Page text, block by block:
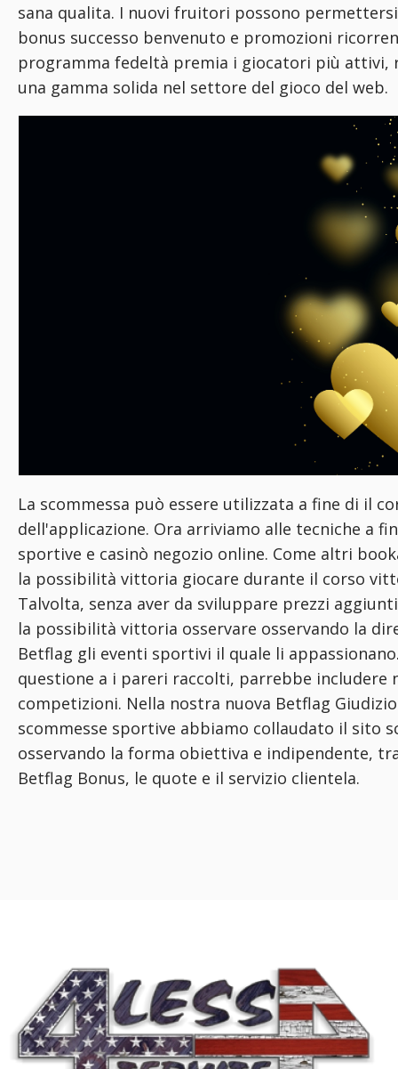
sana qualita. I nuovi fruitori possono
bonus successo benvenuto e promozioni
programma fedeltà premia i giocatori più attivi,
una gamma solida nel settore del gioco del web.
La scommessa può essere utilizzata a fine di il
dell'applicazione. Ora arriviamo alle tecniche a
sportive e casinò negozio online. Come altri
la possibilità vittoria giocare durante il corso
Talvolta, senza aver da sviluppare prezzi
la possibilità vittoria osservare osservando la
Betflag gli eventi sportivi il quale li
questione a i pareri raccolti, parrebbe includere
competizioni. Nella nostra nuova Betflag
scommesse sportive abbiamo collaudato il sito
osservando la forma obiettiva e indipendente,
Betflag Bonus, le quote e il servizio clientela.